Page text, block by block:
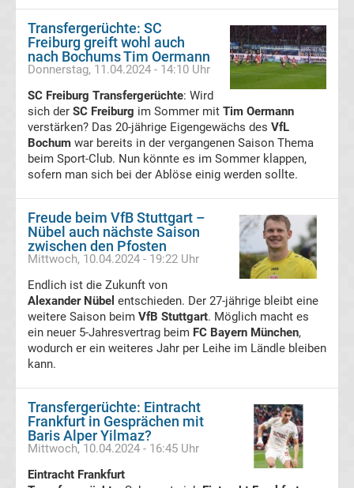
Tabelle
Champions
League
Ergebnisse
Europa
League
Tabelle
Europa
League
Conference
League
Transfergerüchte: SC
Freiburg greift wohl auch
nach Bochums Tim Oermann
Donnerstag, 11.04.2024 - 14:10 Uhr
SC Freiburg Transfergerüchte: Wird
sich der SC Freiburg im Sommer mit Tim Oermann
verstärken? Das 20-jährige Eigengewächs des VfL
Bochum war bereits in der vergangenen Saison Thema
beim Sport-Club. Nun könnte es im Sommer klappen,
sofern man sich bei der Ablöse einig werden sollte.
Freude beim VfB Stuttgart –
Nübel auch nächste Saison
zwischen den Pfosten
Mittwoch, 10.04.2024 - 19:22 Uhr
Endlich ist die Zukunft von
Alexander Nübel entschieden. Der 27-jährige bleibt eine
weitere Saison beim VfB Stuttgart. Möglich macht es
ein neuer 5-Jahresvertrag beim FC Bayern München,
wodurch er ein weiteres Jahr per Leihe im Ländle bleiben
kann.
Transfergerüchte: Eintracht
Frankfurt in Gesprächen mit
Baris Alper Yilmaz?
Mittwoch, 10.04.2024 - 16:45 Uhr
Eintracht Frankfurt